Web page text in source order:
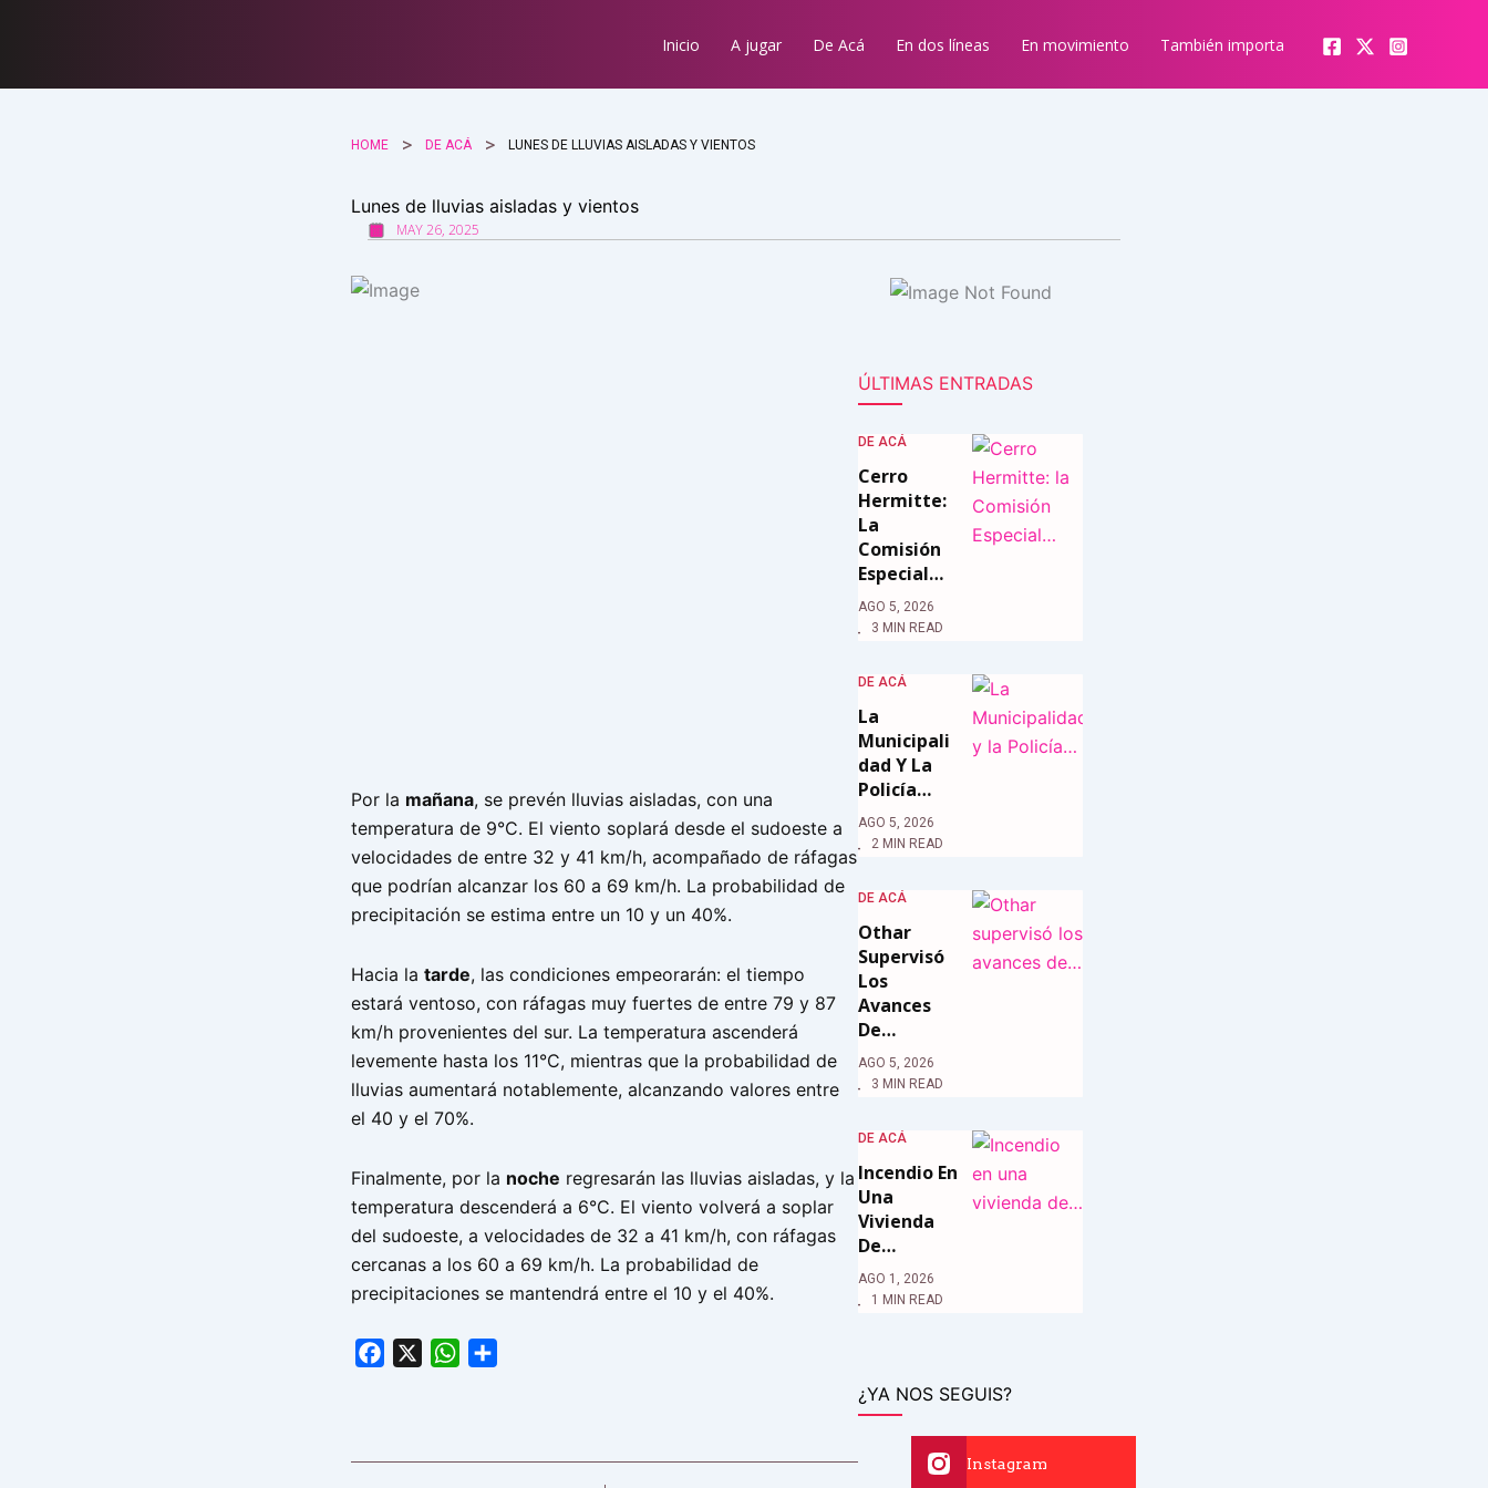
Inicio A jugar De Acá En dos líneas En movimiento También importa
HOME DE ACÁ LUNES DE LLUVIAS AISLADAS Y VIENTOS
Lunes de lluvias aisladas y vientos
MAY 26, 2025
Por la mañana, se prevén lluvias aisladas, con una
temperatura de 9°C. El viento soplará desde el sudoeste a
velocidades de entre 32 y 41 km/h, acompañado de ráfagas
que podrían alcanzar los 60 a 69 km/h. La probabilidad de
precipitación se estima entre un 10 y un 40%.
Hacia la tarde, las condiciones empeorarán: el tiempo
estará ventoso, con ráfagas muy fuertes de entre 79 y 87
km/h provenientes del sur. La temperatura ascenderá
levemente hasta los 11°C, mientras que la probabilidad de
lluvias aumentará notablemente, alcanzando valores entre
el 40 y el 70%.
Finalmente, por la noche regresarán las lluvias aisladas, y la
temperatura descenderá a 6°C. El viento volverá a soplar
del sudoeste, a velocidades de 32 a 41 km/h, con ráfagas
cercanas a los 60 a 69 km/h. La probabilidad de
precipitaciones se mantendrá entre el 10 y el 40%.
Facebook WhatsApp
ÚLTIMAS ENTRADAS
DE ACÁ
Cerro
Hermitte:
La
Comisión
Especial…
AGO 5, 2026
3 MIN READ
DE ACÁ
La
Municipali
Dad Y La
Policía…
AGO 5, 2026
2 MIN READ
DE ACÁ
Othar
Supervisó
Los
Avances
De…
AGO 5, 2026
3 MIN READ
DE ACÁ
Incendio En
Una
Vivienda
De…
AGO 1, 2026
1 MIN READ
¿YA NOS SEGUIS?
Instagram